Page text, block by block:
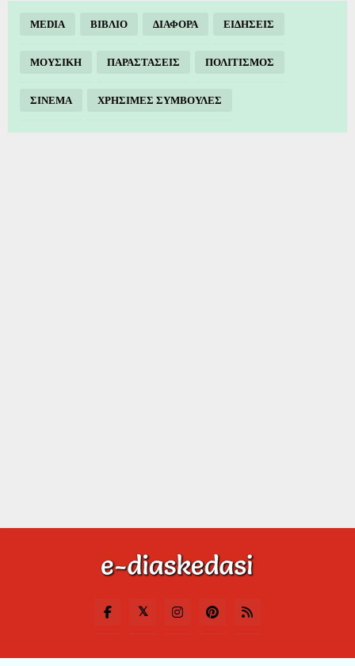
MEDIA ΒΙΒΛΙΟ ΔΙΑΦΟΡΑ ΕΙΔΗΣΕΙΣ
ΜΟΥΣΙΚΗ ΠΑΡΑΣΤΑΣΕΙΣ ΠΟΛΙΤΙΣΜΟΣ
ΣΙΝΕΜΑ ΧΡΗΣΙΜΕΣ ΣΥΜΒΟΥΛΕΣ